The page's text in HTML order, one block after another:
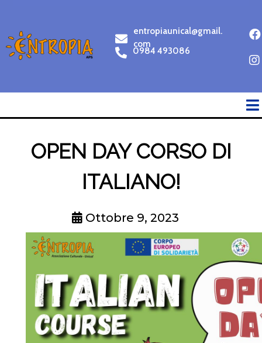
entropiaunical@gmail.
com
0984 493086
OPEN DAY CORSO DI
ITALIANO!
Ottobre 9, 2023